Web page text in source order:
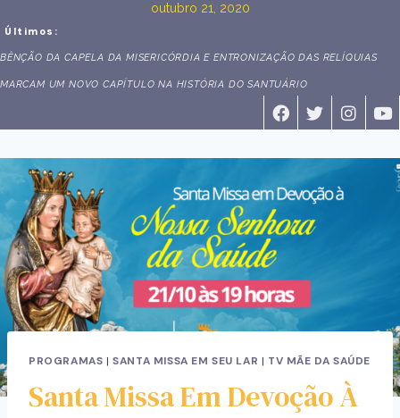
outubro 21, 2020
Últimos:
BÊNÇÃO DA CAPELA DA MISERICÓRDIA E ENTRONIZAÇÃO DAS RELÍQUIAS
MARCAM UM NOVO CAPÍTULO NA HISTÓRIA DO SANTUÁRIO
PROGRAMAS |SANTA MISSA EM SEU LAR | TV MÃE DA SAÚDE
Santa Missa Em Devoção À